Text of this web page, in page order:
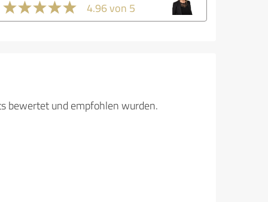
4.96 von 5
bewertet und empfohlen wurden.